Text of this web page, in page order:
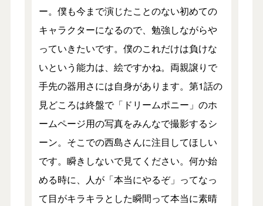
ー。僕も今まで演じたことのない初めての
キャラクターになるので、勉強しながらや
っていきたいです。僕のこれだけは負けな
いという能力は、絵ですかね。両親譲りで
手先の器用さには自身があります。第1話の
見どころは終盤で「ドリームポニー」のホ
ームページ用の写真をみんなで撮影するシ
ーン。そこでの西島さんに注目してほしい
です。瞬きしないで見てください。何か始
める時に、人が「本当にやるぞ」ってなっ
て目がキラキラとした瞬間って本当に素晴